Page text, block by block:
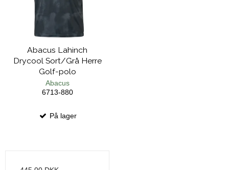
Abacus Lahinch
Drycool Sort/Grå Herre
Golf-polo
Abacus
6713-880
På lager